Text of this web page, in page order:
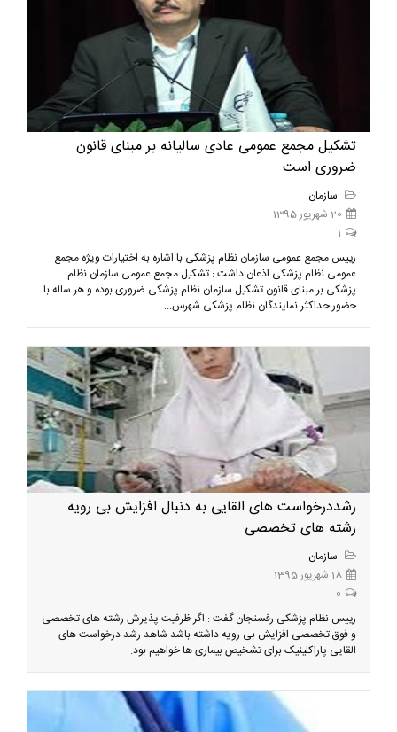
تشکیل مجمع عمومی عادی سالیانه بر مبنای قانون
ضروری است
سازمان
20 شهریور 1395
1
رییس مجمع عمومی سازمان نظام پزشکی با اشاره به اختیارات ویژه مجمع
عمومی نظام پزشکی اذعان داشت : تشکیل مجمع عمومی سازمان نظام
پزشکی بر مبنای قانون تشکیل سازمان نظام پزشکی ضروری بوده و هر ساله با
حضور حداکثر نمایندگان نظام پزشکی شهرس...
رشددرخواست های القایی به دنبال افزایش بی رویه
رشته های تخصصی
سازمان
18 شهریور 1395
0
رییس نظام پزشکی رفسنجان گفت : اگر ظرفیت پذیرش رشته های تخصصی
و فوق تخصصی افزایش بی رویه داشته باشد شاهد رشد درخواست های
القایی پاراکلینیک برای تشخیص بیماری ها خواهیم بود.